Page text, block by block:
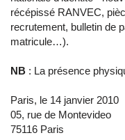
récépissé RANVEC,
recrutement, bulletin de
matricule…).
NB : La présence
Paris, le 14 janvier 2010
05, rue de Montevideo
75116 Paris